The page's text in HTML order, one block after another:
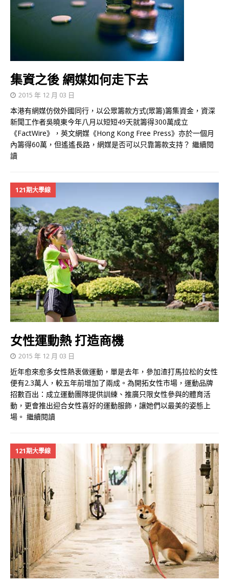
集資之後 網媒如何走下去
2015 年 12 月 03 日
本港有網媒仿傚外國同行，以公眾籌款方式(眾籌)籌集資金，資深
新聞工作者吳曉東今年八月以短短49天就籌得300萬成立
《FactWire》，英文網媒《Hong Kong Free Press》亦於一個月
內籌得60萬，但遙遙長路，網媒是否可以只靠籌款支持？ 繼續閱
讀
121期大學線
女性運動熱 打造商機
2015 年 12 月 03 日
近年愈來愈多女性熱衷做運動，單是去年，參加渣打馬拉松的女性
便有2.3萬人，較五年前增加了兩成。為開拓女性市場，運動品牌
招數百出：成立運動團隊提供訓練、推廣只限女性參與的體育活
動，更會推出迎合女性喜好的運動服飾，讓她們以最美的姿態上
場。 繼續閱讀
121期大學線